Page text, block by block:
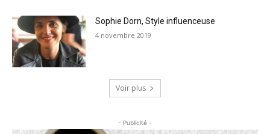
Sophie Dorn, Style influenceuse
4 novembre 2019
Voir plus
- Publicité -